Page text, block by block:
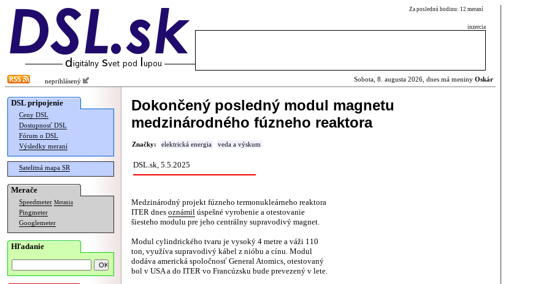
Za poslednú hodinu: 12 meraní
inzercia
neprihlásený Sobota, 8. augusta 2026, dnes má meniny Oskár
DSL pripojenie
Ceny DSL
Dostupnosť DSL
Fórum o DSL
Výsledky meraní
Satelitná mapa SR
Merače
Speedmeter Merania
Pingmeter
Googlemeter
Hľadanie
Dokončený posledný modul magnetu
medzinárodného fúzneho reaktora
Značky: elektrická energia veda a výskum
DSL.sk, 5.5.2025
Medzinárodný projekt fúzneho termonukleárneho reaktora
ITER dnes oznámil úspešné vyrobenie a otestovanie
šiesteho modulu pre jeho centrálny supravodivý magnet.
Modul cylindrického tvaru je vysoký 4 metre a váži 110
ton, využíva supravodivý kábel z nióbu a cínu. Modul
dodáva americká spoločnosť General Atomics, otestovaný
bol v USA a do ITER vo Francúzsku bude prevezený v lete.